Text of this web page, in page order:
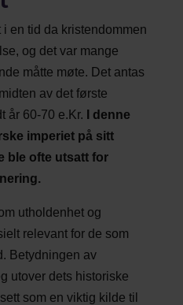
en tid da kristendommen
og det var mange
måtte møte. Det antas
av det første
år 60-70 e.Kr. I denne
imperiet på sitt
ble ofte utsatt for
utholdenhet og
relevant for de som
Betydningen av
utover dets historiske
som en viktig kilde til